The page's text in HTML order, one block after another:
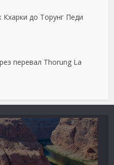
Кхарки до Торунг Педи
перевал Thorung La